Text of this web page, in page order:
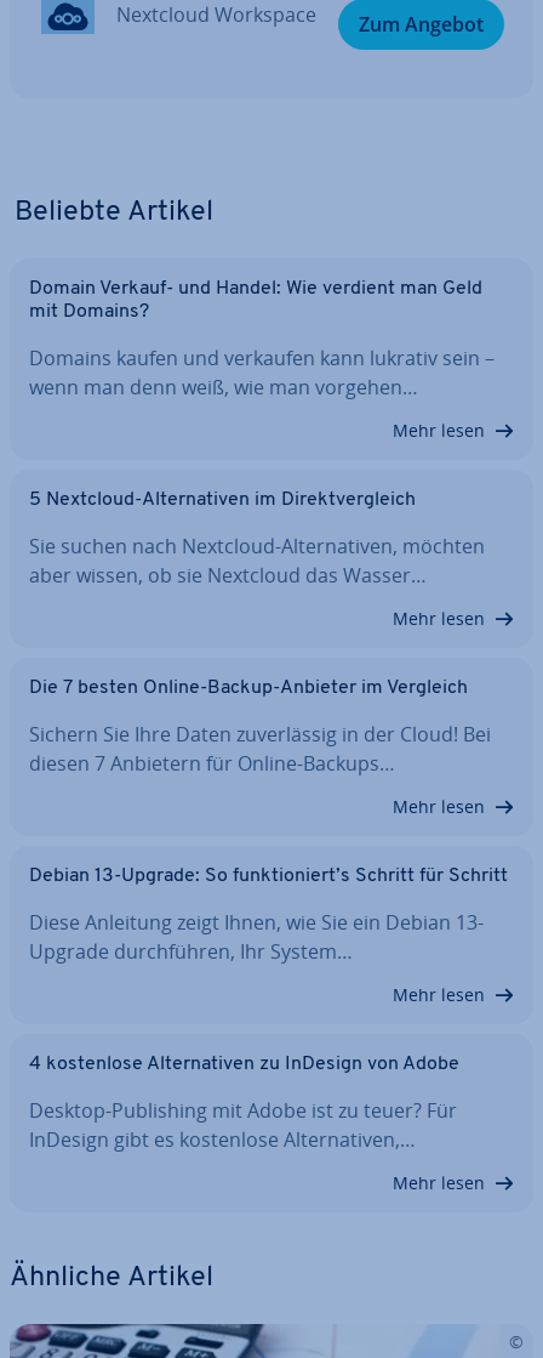
Nextcloud Workspace Zum Angebot
Beliebte Artikel
Domain Verkauf- und Handel: Wie verdient man Geld
mit Domains?
Domains kaufen und verkaufen kann lukrativ sein –
wenn man denn weiß, wie man vorgehen…
Mehr lesen
5 Nextcloud-Al­ter­na­ti­ven im Di­rekt­ver­gleich
Sie suchen nach Nextcloud-Al­ter­na­ti­ven, möchten
aber wissen, ob sie Nextcloud das Wasser…
Mehr lesen
Die 7 besten Online-Backup-Anbieter im Vergleich
Sichern Sie Ihre Daten zu­ver­läs­sig in der Cloud! Bei
diesen 7 Anbietern für Online-Backups…
Mehr lesen
Debian 13-Upgrade: So funk­tio­niert’s Schritt für Schritt
Diese Anleitung zeigt Ihnen, wie Sie ein Debian 13-
Upgrade durch­füh­ren, Ihr System…
Mehr lesen
4 kos­ten­lo­se Al­ter­na­ti­ven zu InDesign von Adobe
Desktop-Pu­bli­shing mit Adobe ist zu teuer? Für
InDesign gibt es kos­ten­lo­se Al­ter­na­ti­ven,…
Mehr lesen
Ähnliche Artikel